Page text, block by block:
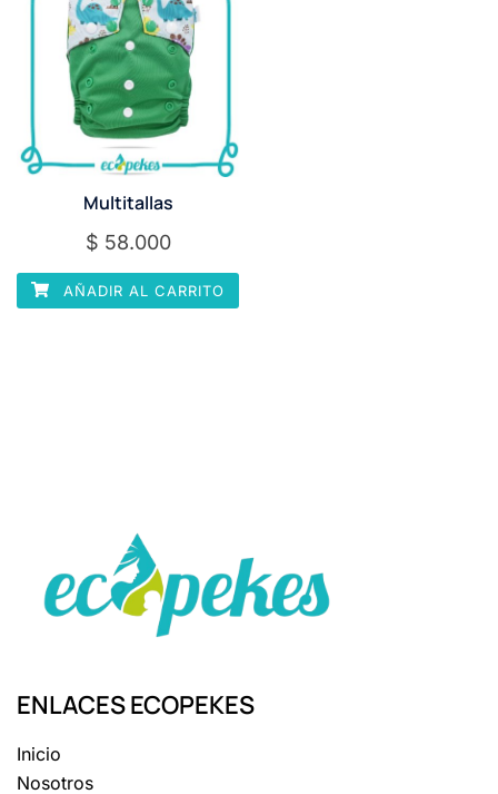
Multitallas
$ 58.000
AÑADIR AL CARRITO
ENLACES ECOPEKES
Inicio
Nosotros